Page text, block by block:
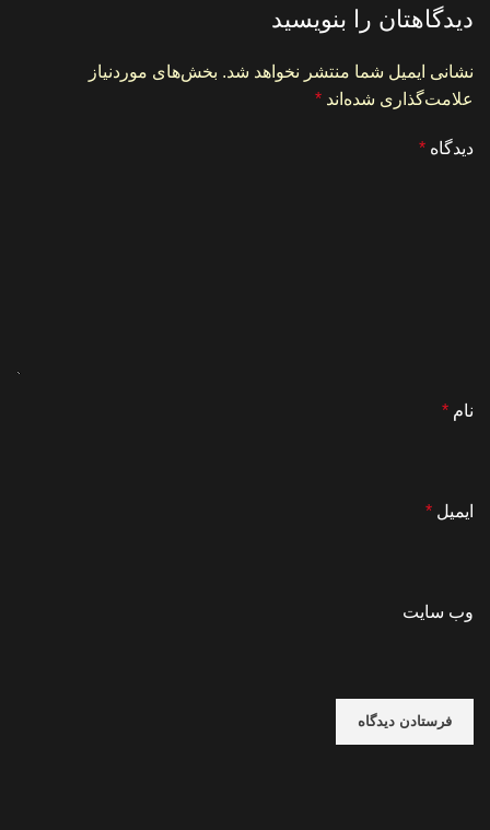
دیدگاهتان را بنویسید
نشانی ایمیل شما منتشر نخواهد شد. بخش‌های موردنیاز
علامت‌گذاری شده‌اند *
دیدگاه *
نام *
ایمیل *
وب‌ سایت